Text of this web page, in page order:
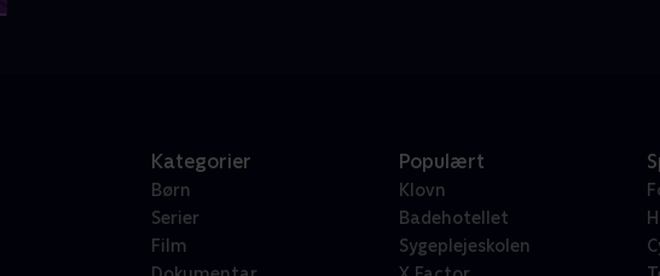
Kategorier
Børn
Serier
Film
Populært
Klovn
Badehotellet
Sygeplejeskolen